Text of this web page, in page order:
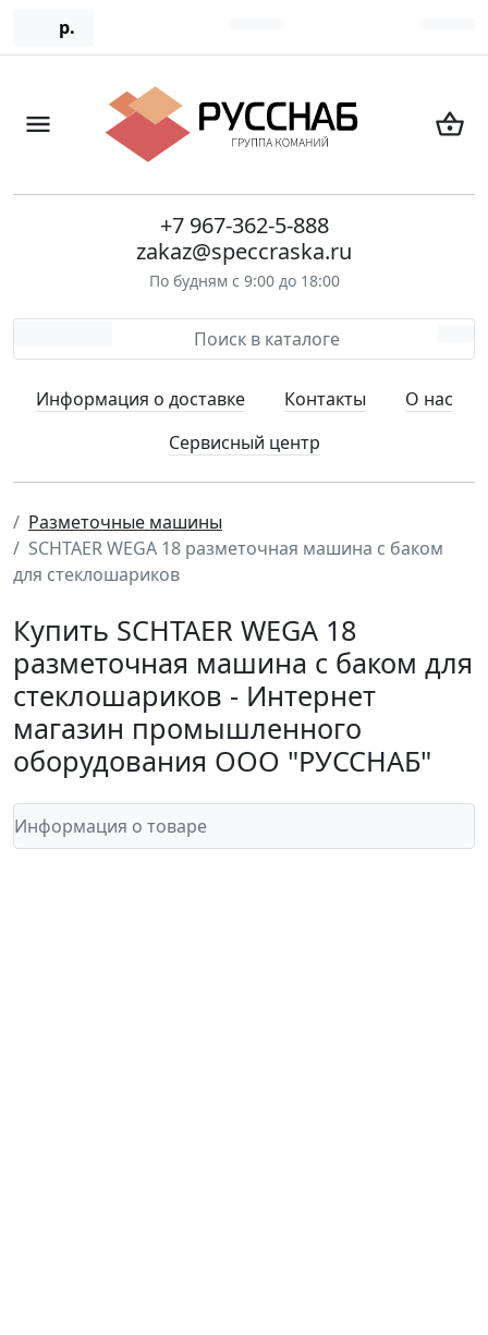
р.
+7 967-362-5-888
zakaz@speccraska.ru
По будням с 9:00 до 18:00
Информация о доставке Контакты
О нас
Сервисный центр
Разметочные машины
SCHTAER WEGA 18 разметочная машина с баком
для стеклошариков
Купить SCHTAER WEGA 18
разметочная машина с баком для
стеклошариков - Интернет
магазин промышленного
оборудования ООО "РУССНАБ"
Информация о товаре